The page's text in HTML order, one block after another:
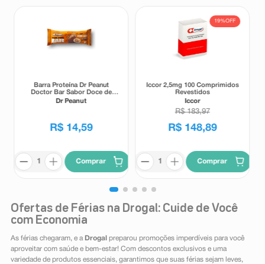
Barra Proteína Dr Peanut
Doctor Bar Sabor Doce de
Leite 62g
Dr Peanut
R$ 14,59
Comprar
19%OFF
Iccor 2,5mg 100 Comprimidos
Revestidos
Iccor
R$ 183,97
R$ 148,89
Comprar
Ofertas de Férias na Drogal: Cuide de Você
com Economia
As férias chegaram, e a Drogal preparou promoções imperdíveis para você
aproveitar com saúde e bem-estar! Com descontos exclusivos e uma
variedade de produtos essenciais, garantimos que suas férias sejam leves,